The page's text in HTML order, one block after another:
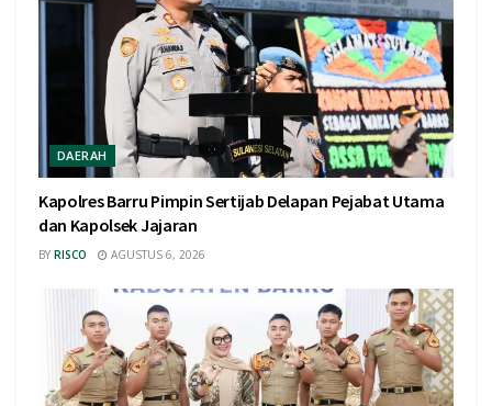
DAERAH
Kapolres Barru Pimpin Sertijab Delapan Pejabat Utama
dan Kapolsek Jajaran
BY RISCO AGUSTUS 6, 2026